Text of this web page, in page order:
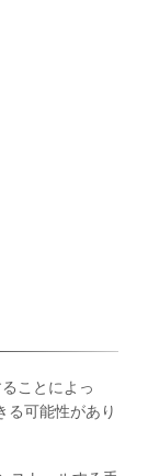
ことによっ
る可能性があり